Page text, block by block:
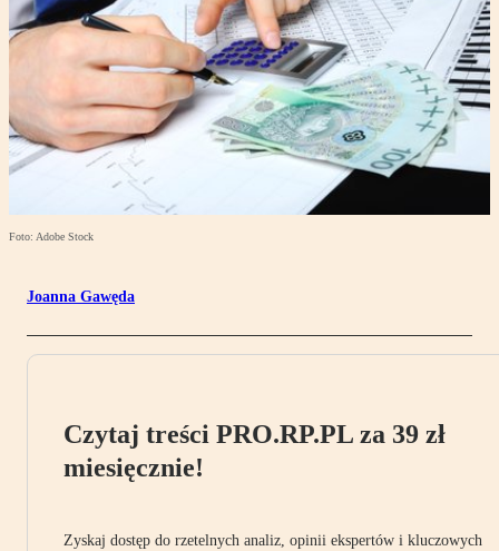
Foto: Adobe Stock
Joanna Gawęda
Czytaj treści PRO.RP.PL za 39 zł
miesięcznie!
Zyskaj dostęp do rzetelnych analiz, opinii ekspertów i kluczowych